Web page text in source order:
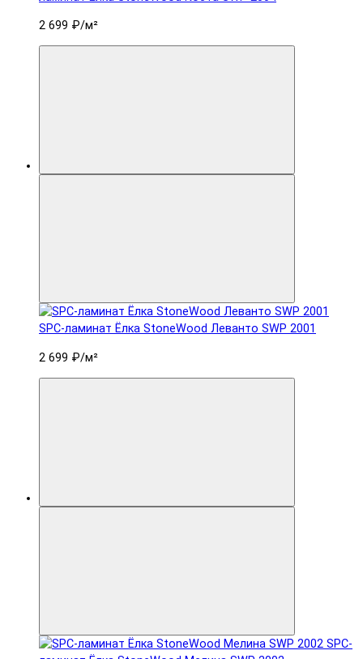
2 699 ₽/м²
SPC-ламинат Ëлка StoneWood Леванто SWP 2001
2 699 ₽/м²
SPC-